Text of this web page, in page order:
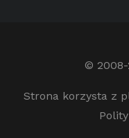
© 2008-
Strona korzysta z